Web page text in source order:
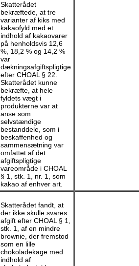
Skatterådet
bekræftede, at tre
varianter af kiks med
kakaofyld med et
indhold af kakaovarer
på henholdsvis 12,6
%, 18,2 % og 14,2 %
var
dækningsafgiftspligtige
efter CHOAL § 22.
Skatterådet kunne
bekræfte, at hele
fyldets vægt i
produkterne var at
anse som
selvstændige
bestanddele, som i
beskaffenhed og
sammensætning var
omfattet af det
afgiftspligtige
vareområde i CHOAL
§ 1, stk. 1, nr. 1, som
kakao af enhver art.
Skatterådet fandt, at
der ikke skulle svares
afgift efter CHOAL § 1,
stk. 1, af en mindre
brownie, der fremstod
som en lille
chokoladekage med
indhold af